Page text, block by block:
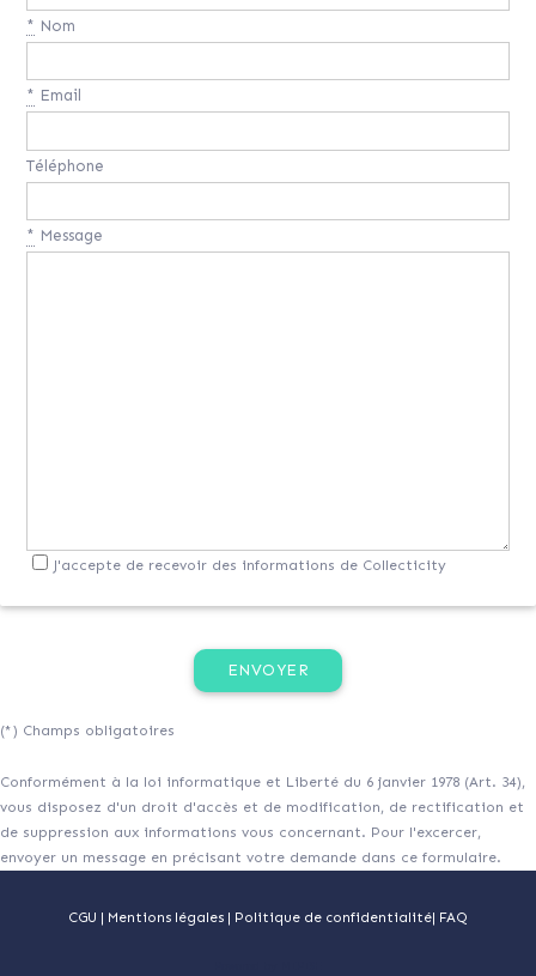
* Nom
* Email
Téléphone
* Message
J'accepte de recevoir des informations de Collecticity
(*) Champs obligatoires
Conformément à la loi informatique et Liberté du 6 janvier 1978 (Art. 34),
vous disposez d'un droit d'accès et de modification, de rectification et
de suppression aux informations vous concernant. Pour l'excercer,
envoyer un message en précisant votre demande dans ce formulaire.
CGU | Mentions légales | Politique de confidentialité| FAQ